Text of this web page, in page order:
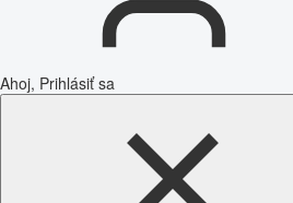
Ahoj, Prihlásiť sa